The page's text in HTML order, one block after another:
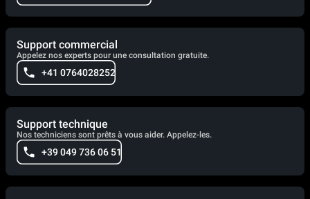
Support commercial
Appelez nos experts pour une consultation gratuite.
+41 0764028252
Support technique
Nos techniciens sont prêts à vous aider. Appelez-les.
+39 049 736 06 51